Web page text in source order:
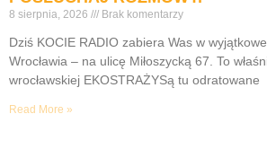
8 sierpnia, 2026 Brak komentarzy
Dziś KOCIE RADIO zabiera Was w
Wrocławia – na ulicę Miłoszycką 67. To
wrocławskiej EKOSTRAŻYSą tu odratowane
Read More »